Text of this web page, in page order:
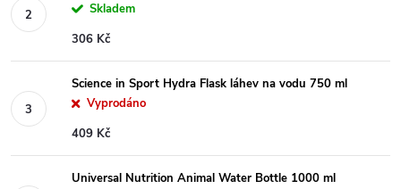
Skladem
306 Kč
Science in Sport Hydra Flask láhev na vodu 750 ml
Vyprodáno
409 Kč
Universal Nutrition Animal Water Bottle 1000 ml